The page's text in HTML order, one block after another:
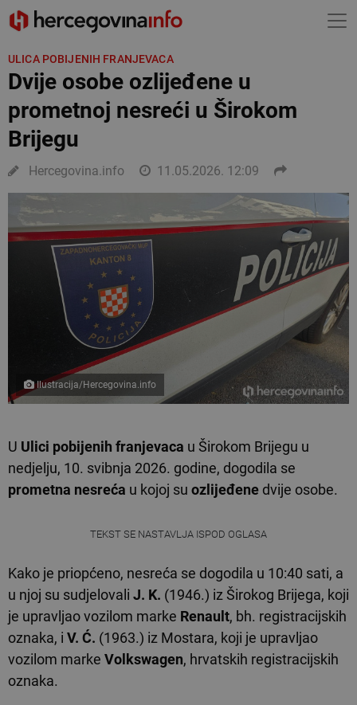
ULICA POBIJENIH FRANJEVACA
Dvije osobe ozlijeđene u
prometnoj nesreći u Širokom
Brijegu
Hercegovina.info 11.05.2026. 12:09
Ilustracija/Hercegovina.info
U Ulici pobijenih franjevaca u Širokom Brijegu u
nedjelju, 10. svibnja 2026. godine, dogodila se
prometna nesreća u kojoj su ozlijeđene dvije osobe.
TEKST SE NASTAVLJA ISPOD OGLASA
Kako je priopćeno, nesreća se dogodila u 10:40 sati, a
u njoj su sudjelovali J. K. (1946.) iz Širokog Brijega, koji
je upravljao vozilom marke Renault, bh. registracijskih
oznaka, i V. Ć. (1963.) iz Mostara, koji je upravljao
vozilom marke Volkswagen, hrvatskih registracijskih
oznaka.